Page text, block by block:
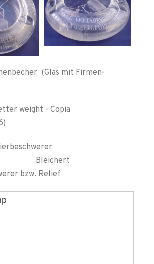
(Glas mit Firmen-
Papierbeschwerer
bzw. Relief